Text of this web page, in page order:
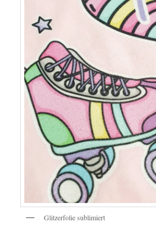
Glitzerfolie sublimiert